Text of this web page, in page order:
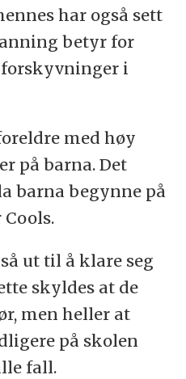
har også sett
betyr for
i
med høy
på barna. Det
barna begynne på
ut til å klare seg
skyldes at de
men heller at
på skolen
fall.